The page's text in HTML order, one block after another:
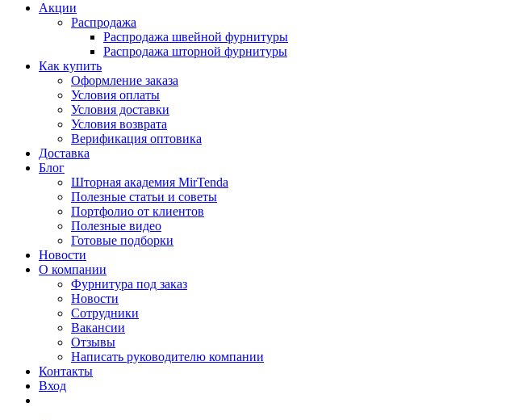
Акции
Распродажа
Распродажа швейной фурнитуры
Распродажа шторной фурнитуры
Как купить
Оформление заказа
Условия оплаты
Условия доставки
Условия возврата
Верификация оптовика
Доставка
Блог
Шторная академия MirTenda
Полезные статьи и советы
Портфолио от клиентов
Полезные видео
Готовые подборки
Новости
О компании
Фурнитура под заказ
Новости
Сотрудники
Вакансии
Отзывы
Написать руководителю компании
Контакты
Вход